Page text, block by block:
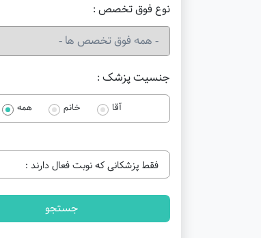
نوع فوق تخصص :
جنسیت پزشک :
آقا خانم همه
فقط پزشکانی که نوبت فعال دارند :
جستجو